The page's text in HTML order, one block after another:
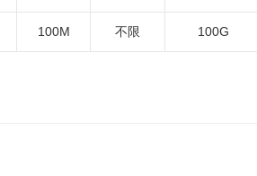
100M 不限 100G